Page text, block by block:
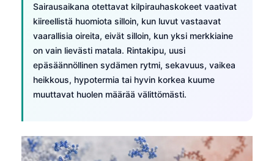
Sairausaikana otettavat kilpirauhaskokeet vaativat
kiireellistä huomiota silloin, kun luvut vastaavat
vaarallisia oireita, eivät silloin, kun yksi merkkiaine
on vain lievästi matala. Rintakipu, uusi
epäsäännöllinen sydämen rytmi, sekavuus, vaikea
heikkous, hypotermia tai hyvin korkea kuume
muuttavat huolen määrää välittömästi.
অসমীয়া
Galego
Македонски јазик
Euskara
Gàidhlig
Occitan